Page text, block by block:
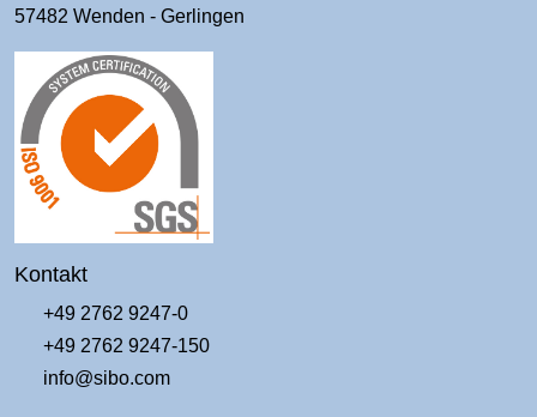
57482 Wenden - Gerlingen
Kontakt
+49 2762 9247-0
+49 2762 9247-150
info@sibo.com